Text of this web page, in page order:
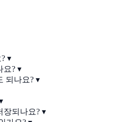
▾
요? ▾
되나요? ▾
장되나요? ▾